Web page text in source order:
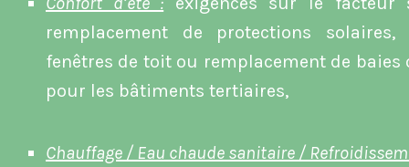
remplacement de protections solaires,
fenêtres de toit ou remplacement de baies
pour les bâtiments tertiaires,
Chauffage / Eau chaude sanitaire /